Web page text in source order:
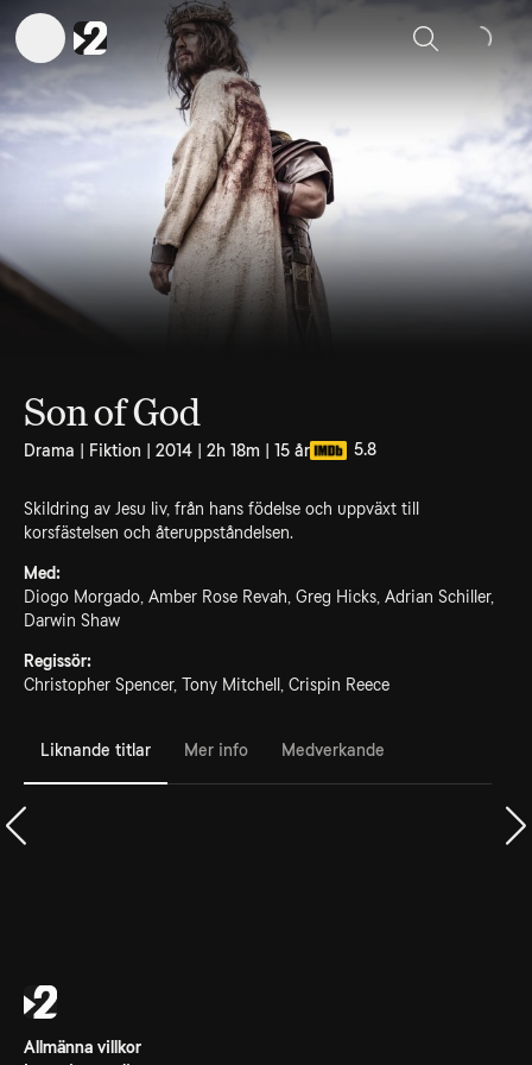
Sök
Son of God
Drama | Fiktion | 2014 | 2h 18m | 15 år 5.8
Skildring av Jesu liv, från hans födelse och uppväxt till
korsfästelsen och återuppståndelsen.
Med:
Diogo Morgado, Amber Rose Revah, Greg Hicks, Adrian Schiller,
Darwin Shaw
Regissör:
Christopher Spencer, Tony Mitchell, Crispin Reece
Liknande titlar Mer info Medverkande
Allmänna villkor